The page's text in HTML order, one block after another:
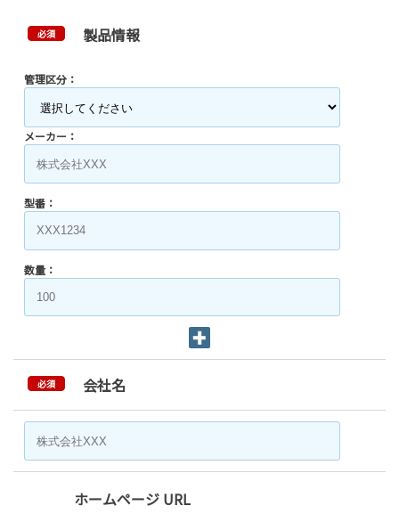
必須 製品情報
管理区分：
メーカー：
型番：
数量：
必須 会社名
ホームページ URL